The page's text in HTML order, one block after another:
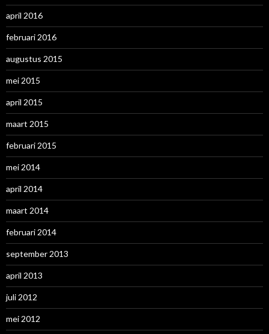
april 2016
februari 2016
augustus 2015
mei 2015
april 2015
maart 2015
februari 2015
mei 2014
april 2014
maart 2014
februari 2014
september 2013
april 2013
juli 2012
mei 2012